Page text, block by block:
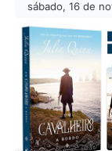
sábado, 16 de